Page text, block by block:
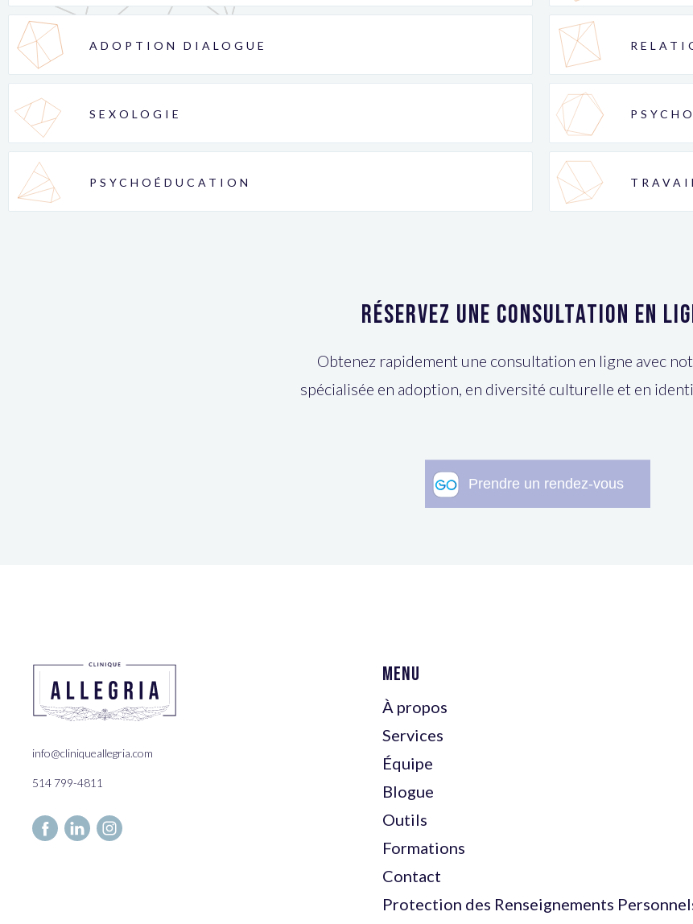
ADOPTION DIALOGUE
SEXOLOGIE
PSYCHOÉDUCATION
Réservez une consultation en
Obtenez rapidement une consultation en ligne avec
spécialisée en adoption, en diversité culturelle et en
info@cliniqueallegria.com
514 799-4811
Menu
À propos
Services
Équipe
Blogue
Outils
Formations
Contact
Protection des Renseignements